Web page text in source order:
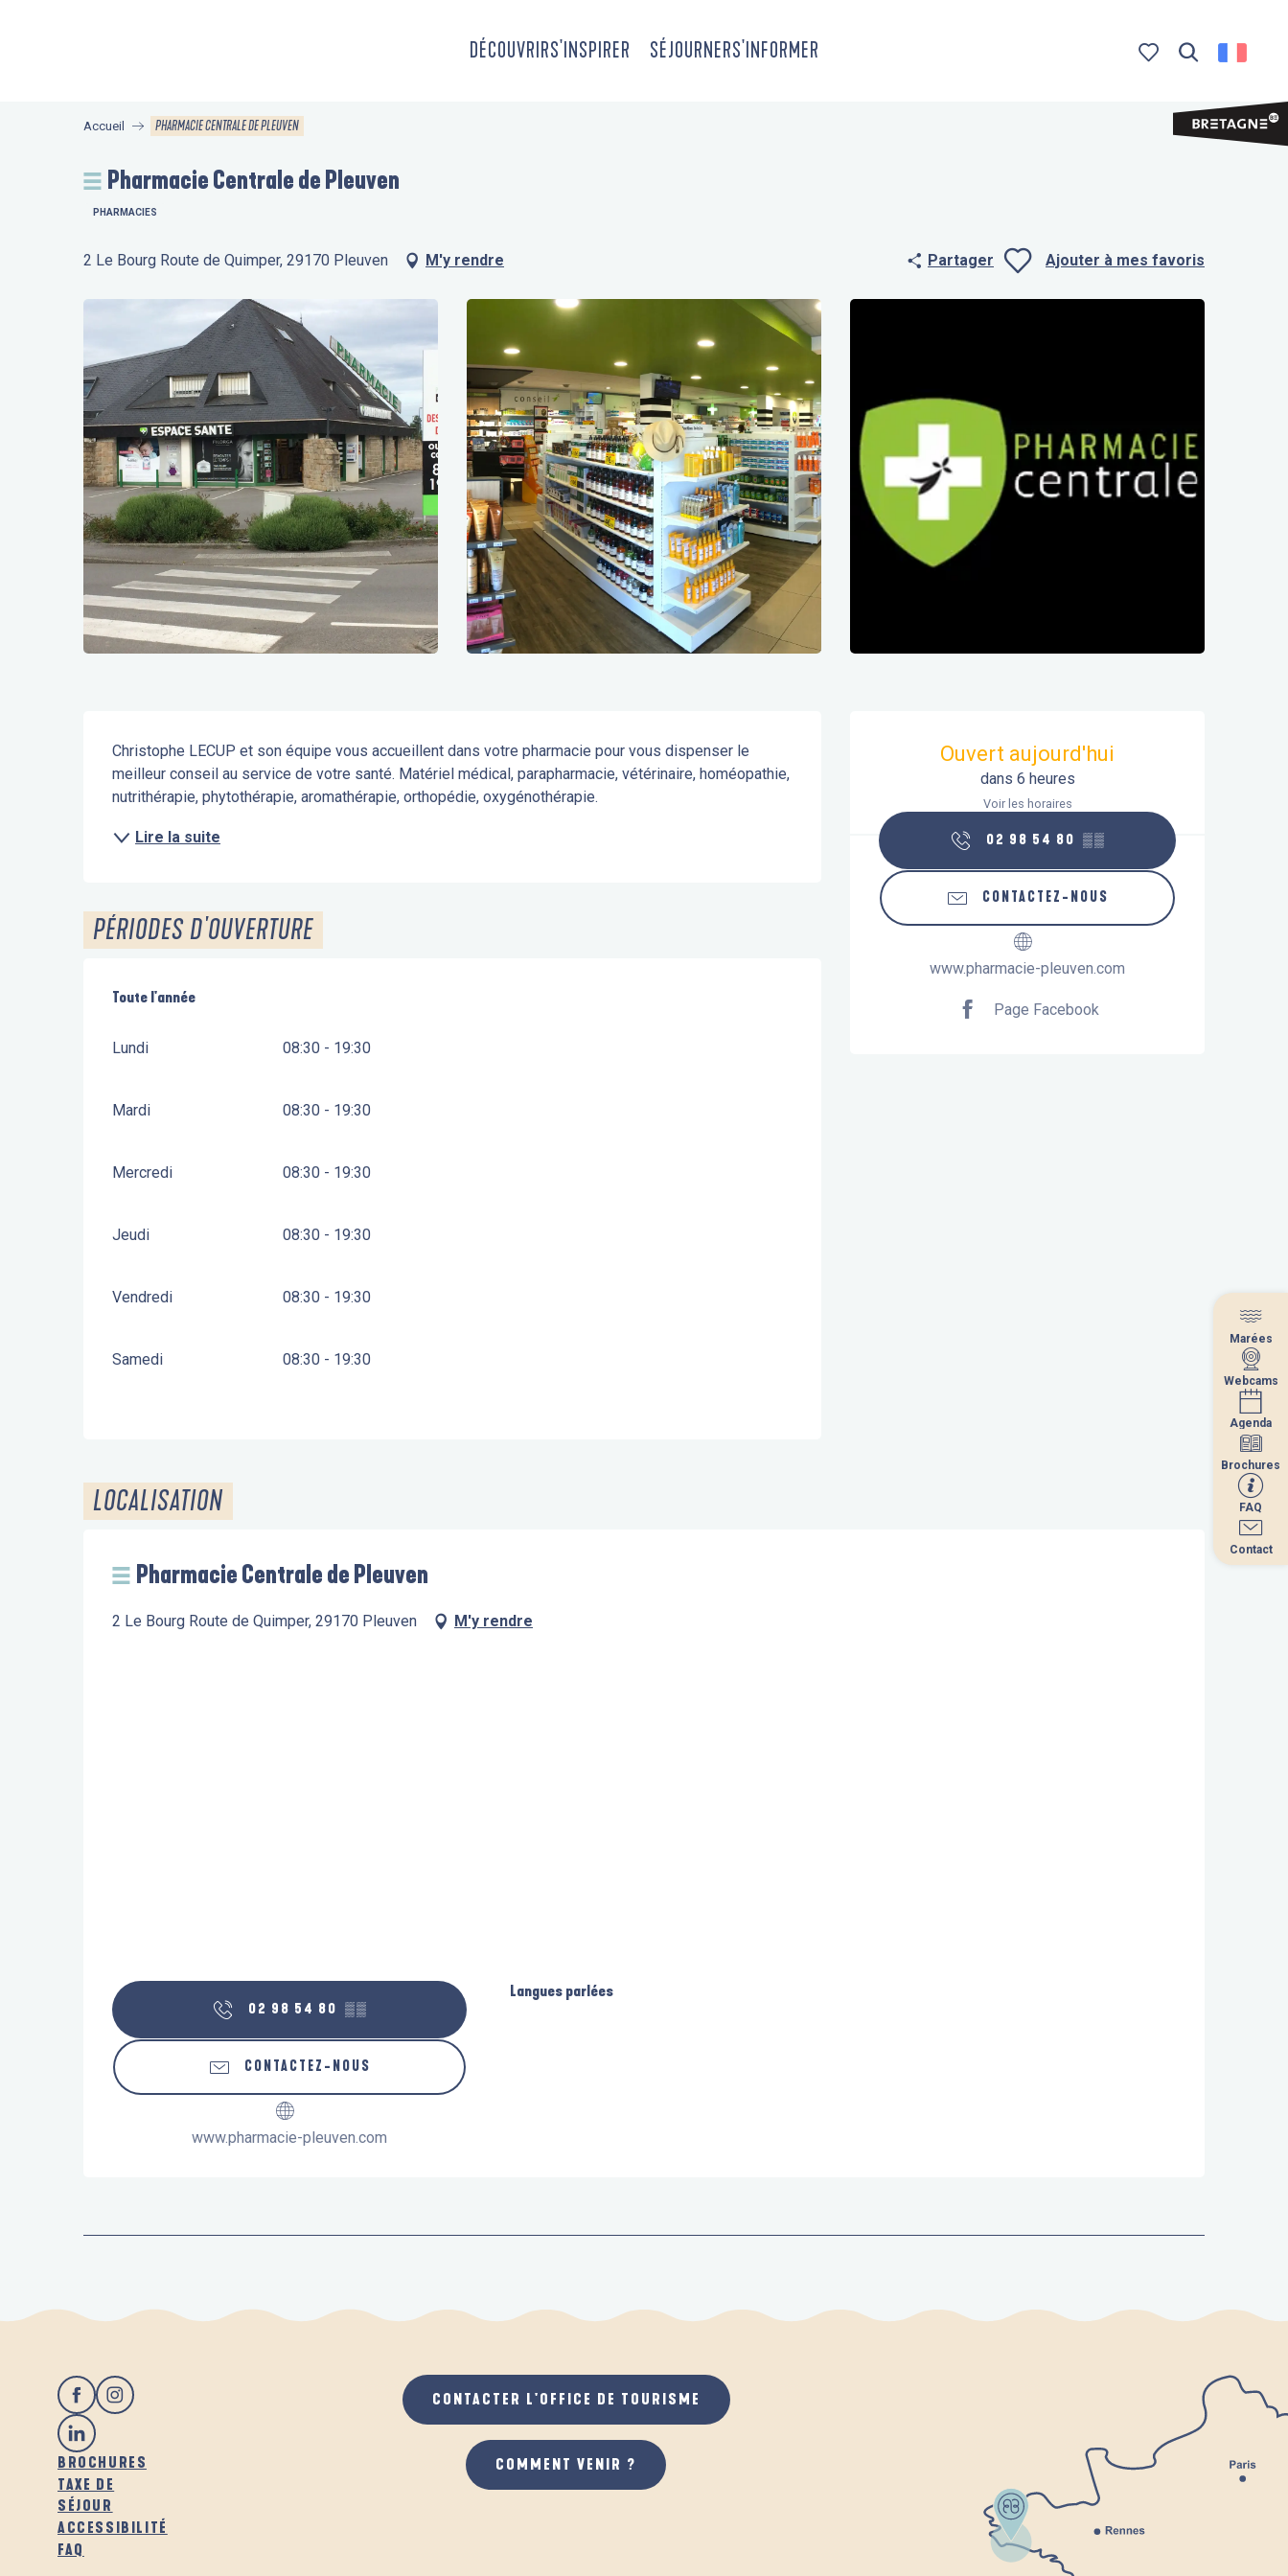
DÉCOUVRIRS'INSPIRER SÉJOURNERS'INFORMER
Marées
Webcams
Agenda
Brochures
FAQ
Contact
Accueil PHARMACIE CENTRALE DE PLEUVEN
Pharmacie Centrale de Pleuven
PHARMACIES
2 Le Bourg Route de Quimper, 29170 Pleuven M'y rendre Partager
Ajouter aux
Ajouter à mes favoris
Ouverture et coordonnées
Ouvert aujourd'hui
dans 6 heures
Voir les horaires
02 98 54 80 ▒▒
CONTACTEZ-NOUS
www.pharmacie-pleuven.com
Page Facebook
Description
Christophe LECUP et son équipe vous accueillent dans votre pharmacie pour vous dispenser le
meilleur conseil au service de votre santé. Matériel médical, parapharmacie, vétérinaire, homéopathie,
nutrithérapie, phytothérapie, aromathérapie, orthopédie, oxygénothérapie.
Lire la suite
PÉRIODES D'OUVERTURE
Toute l'année
Toute l'année
Lundi 08:30 - 19:30
Mardi 08:30 - 19:30
Mercredi 08:30 - 19:30
Jeudi 08:30 - 19:30
Vendredi 08:30 - 19:30
Samedi 08:30 - 19:30
LOCALISATION
Pharmacie Centrale de Pleuven
2 Le Bourg Route de Quimper, 29170 Pleuven M'y rendre
02 98 54 80 ▒▒
CONTACTEZ-NOUS
www.pharmacie-pleuven.com
Langues parlées
Langues parlées
BROCHURES
TAXE DE
SÉJOUR
ACCESSIBILITÉ
FAQ
CONTACTER L'OFFICE DE TOURISME
COMMENT VENIR ?